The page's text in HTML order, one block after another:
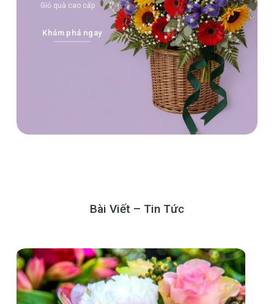
Giỏ quà cao cấp
Khám phá ngay
Bài Viết – Tin Tức